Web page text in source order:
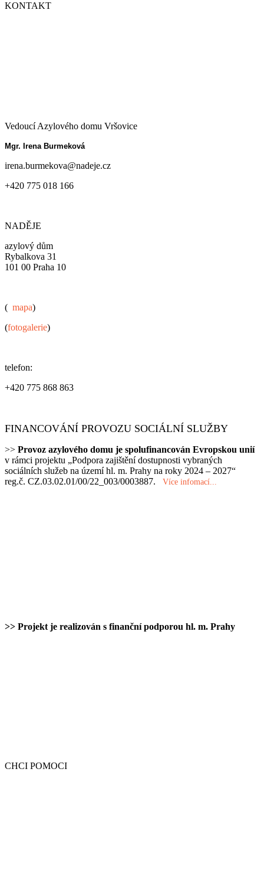
KONTAKT
Vedoucí Azylového domu Vršovice
Mgr. Irena Burmeková
irena.burmekova@nadeje.cz
+420 775 018 166
NADĚJE
azylový dům
Rybalkova 31
101 00 Praha 10
( mapa)
(fotogalerie)
telefon:
+420 775 868 863
FINANCOVÁNÍ PROVOZU SOCIÁLNÍ SLUŽBY
>> Provoz azylového domu je spolufinancován Evropskou unií
v rámci projektu „Podpora zajištění dostupnosti vybraných
sociálních služeb na území hl. m. Prahy na roky 2024 – 2027“
reg.č. CZ.03.02.01/00/22_003/0003887.
Více infomací...
>> Projekt je realizován s finanční podporou hl. m. Prahy
CHCI POMOCI